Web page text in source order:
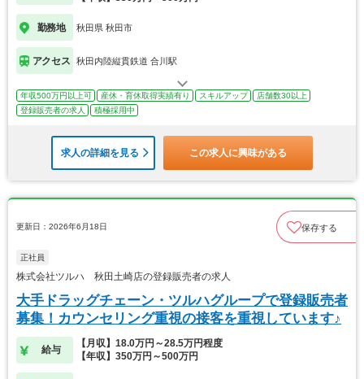
勤務地 秋田県 秋田市
アクセス 秋田内陸縦貫鉄道 合川駅
年収500万円以上可 産休・育休取得実績有り スキルアップ
店舗数30以上
登録販売者の求人
積極採用中
求人の詳細を見る この求人に興味がある
更新日：2026年6月18日 保存する
正社員
株式会社ツルハ 秋田土崎店の登録販売者の求人
大手ドラッグチェーン・ツルハグループで登録販売者
募集！カウンセリング重視の接客を重視しています♪
給与
【月収】18.0万円～28.5万円程度
【年収】350万円～500万円